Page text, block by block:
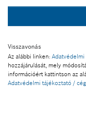
Visszavonás
Az alábbi linken:
hozzájárulását, mely
információért kattintson az
Adatvédelmi tájékoztató /